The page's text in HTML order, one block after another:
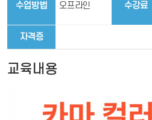
수업방법 오프라인 수강료
자격증
교육내용